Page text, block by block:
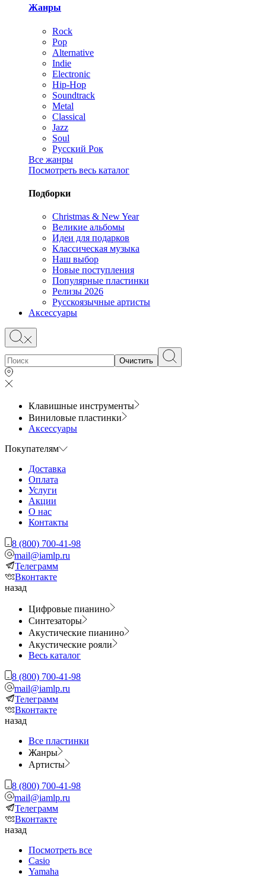
Жанры
Rock
Pop
Alternative
Indie
Electronic
Hip-Hop
Soundtrack
Metal
Classical
Jazz
Soul
Русский Рок
Все жанры
Посмотреть весь каталог
Подборки
Christmas & New Year
Великие альбомы
Идеи для подарков
Классическая музыка
Наш выбор
Новые поступления
Популярные пластинки
Релизы 2026
Русскоязычные артисты
Аксессуары
Очистить
Клавишные инструменты
Виниловые пластинки
Аксессуары
Покупателям
Доставка
Оплата
Услуги
Акции
О нас
Контакты
8 (800) 700-41-98
mail@iamlp.ru
Телеграмм
Вконтакте
назад
Цифровые пианино
Синтезаторы
Акустические пианино
Акустические рояли
Весь каталог
8 (800) 700-41-98
mail@iamlp.ru
Телеграмм
Вконтакте
назад
Все пластинки
Жанры
Артисты
8 (800) 700-41-98
mail@iamlp.ru
Телеграмм
Вконтакте
назад
Посмотреть все
Casio
Yamaha